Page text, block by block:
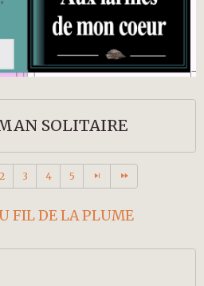
SOLITAIRE
2 3 4 5